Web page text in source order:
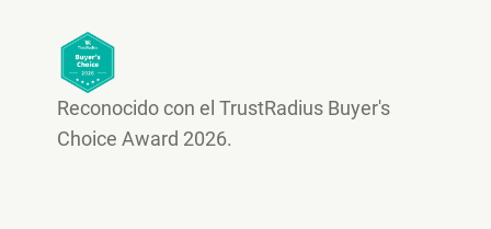
Reconocido con el TrustRadius Buyer's
Choice Award 2026.